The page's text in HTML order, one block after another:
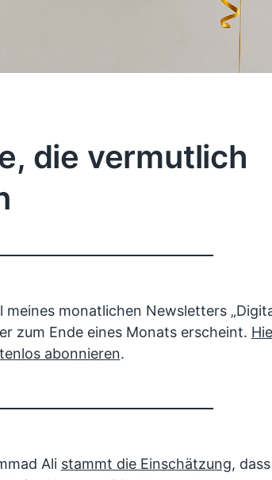
die vermutlich
meines monatlichen Newsletters
zum Ende eines Monats erscheint.
abonnieren.
Ali stammt die Einschätzung,